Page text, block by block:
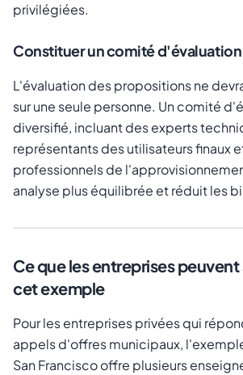
privilégiées.
Constituer un comité
L'évaluation des propositions ne
sur une seule personne. Un comité
diversifié, incluant des experts
représentants des utilisateurs finaux
professionnels de
analyse plus équilibrée et réduit les
Ce que les entreprises
cet exemple
Pour les entreprises privées qui
appels d'offres municipaux,
San Francisco offre plusieurs